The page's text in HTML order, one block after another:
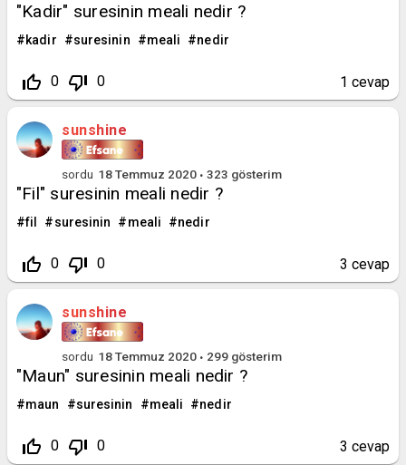
"Kadir" suresinin meali nedir ?
kadir suresinin meali nedir
thumb_up_off_alt 0 thumb_down_off_alt 0 1 cevap
sunshine
sordu 18 Temmuz 2020 323 gösterim
"Fil" suresinin meali nedir ?
fil suresinin meali nedir
thumb_up_off_alt 0 thumb_down_off_alt 0 3 cevap
sunshine
sordu 18 Temmuz 2020 299 gösterim
"Maun" suresinin meali nedir ?
maun suresinin meali nedir
thumb_up_off_alt 0 thumb_down_off_alt 0 3 cevap